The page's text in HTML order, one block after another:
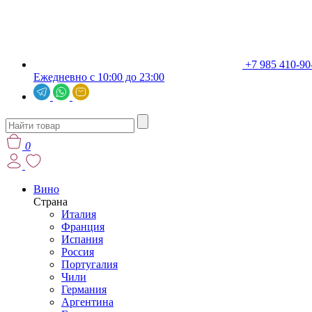
+7 985 410-
Ежедневно с 10:00 до 23:00
0
Вино
Страна
Италия
Франция
Испания
Россия
Португалия
Чили
Германия
Аргентина